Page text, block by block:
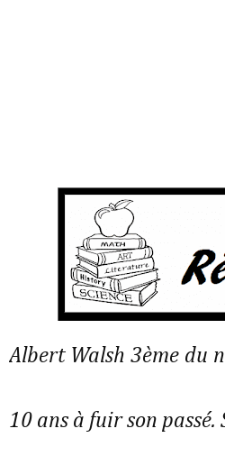
Albert Walsh 3ème du
10 ans à fuir son